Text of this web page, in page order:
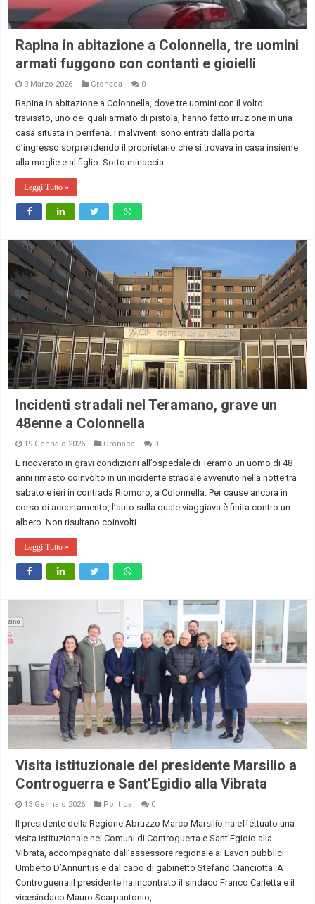
Rapina in abitazione a Colonnella, tre uomini
armati fuggono con contanti e gioielli
9 Marzo 2026 Cronaca 0
Rapina in abitazione a Colonnella, dove tre uomini con il volto
travisato, uno dei quali armato di pistola, hanno fatto irruzione in una
casa situata in periferia. I malviventi sono entrati dalla porta
d’ingresso sorprendendo il proprietario che si trovava in casa insieme
alla moglie e al figlio. Sotto minaccia …
Leggi Tutto »
Incidenti stradali nel Teramano, grave un
48enne a Colonnella
19 Gennaio 2026 Cronaca 0
È ricoverato in gravi condizioni all’ospedale di Teramo un uomo di 48
anni rimasto coinvolto in un incidente stradale avvenuto nella notte tra
sabato e ieri in contrada Riomoro, a Colonnella. Per cause ancora in
corso di accertamento, l’auto sulla quale viaggiava è finita contro un
albero. Non risultano coinvolti …
Leggi Tutto »
Visita istituzionale del presidente Marsilio a
Controguerra e Sant’Egidio alla Vibrata
13 Gennaio 2026 Politica 0
Il presidente della Regione Abruzzo Marco Marsilio ha effettuato una
visita istituzionale nei Comuni di Controguerra e Sant’Egidio alla
Vibrata, accompagnato dall’assessore regionale ai Lavori pubblici
Umberto D’Annuntiis e dal capo di gabinetto Stefano Cianciotta. A
Controguerra il presidente ha incontrato il sindaco Franco Carletta e il
vicesindaco Mauro Scarpantonio, …